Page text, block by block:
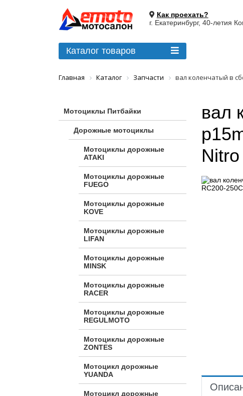
Как проехать?
г. Екатеринбург, 40-летия
Каталог товаров
Главная Каталог Запчасти вал коленчатый в
Мотоциклы Питбайки
Дорожные мотоциклы
Мотоциклы дорожные
ATAKI
Мотоциклы дорожные
FUEGO
Мотоциклы дорожные
KOVE
Мотоциклы дорожные
LIFAN
Мотоциклы дорожные
MINSK
Мотоциклы дорожные
RACER
Мотоциклы дорожные
REGULMOTO
Мотоциклы дорожные
ZONTES
Мотоцикл дорожные
YUANDA
Мотоцикл дорожные
вал
Nitro